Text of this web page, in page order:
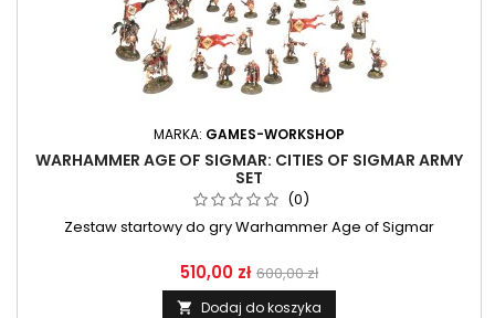
MARKA: GAMES-WORKSHOP
WARHAMMER AGE OF SIGMAR: CITIES OF SIGMAR ARMY
SET
(0)
Zestaw startowy do gry Warhammer Age of Sigmar
510,00 zł 600,00 zł
 Dodaj do koszyka